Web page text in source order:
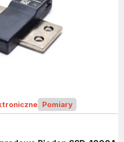
Pomiary